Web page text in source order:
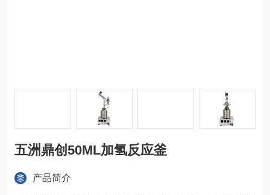
五洲鼎创50ML加氢反应釜
产品简介